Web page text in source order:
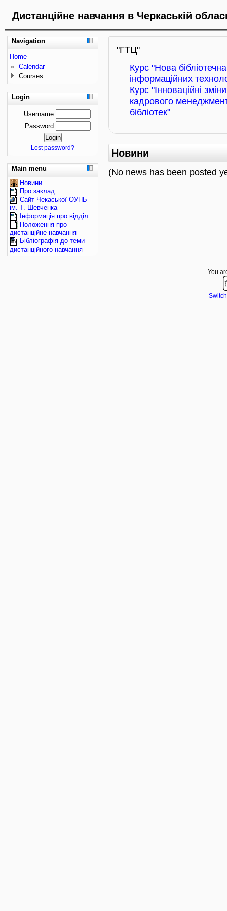
Дистанційне навчання в Черкаській
"ГТЦ"
Курс "Нова
інформаційних
Курс "Інноваційні
кадрового
бібліотек"
Новини
(No news has been posted
Navigation
Home
Calendar
Courses
Login
Username
Password
Lost password?
Main menu
Новини
Про заклад
Сайт Чекаської ОУНБ
ім. Т. Шевченка
Інформація про відділ
Положення про
дистанційне навчання
Бібліографія до теми
дистанційного навчання
You